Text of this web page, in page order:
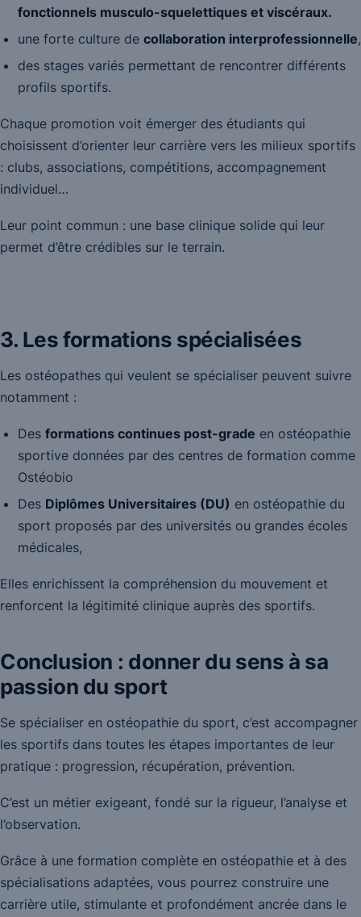
fonctionnels musculo-squelettiques et viscéraux.
une forte culture de collaboration interprofessionnelle,
des stages variés permettant de rencontrer différents
profils sportifs.
Chaque promotion voit émerger des étudiants qui
choisissent d’orienter leur carrière vers les milieux sportifs
: clubs, associations, compétitions, accompagnement
individuel…
Leur point commun : une base clinique solide qui leur
permet d’être crédibles sur le terrain.
3. Les formations spécialisées
Les ostéopathes qui veulent se spécialiser peuvent suivre
notamment :
Des formations continues post-grade en ostéopathie
sportive données par des centres de formation comme
Ostéobio
Des Diplômes Universitaires (DU) en ostéopathie du
sport proposés par des universités ou grandes écoles
médicales,
Elles enrichissent la compréhension du mouvement et
renforcent la légitimité clinique auprès des sportifs.
Conclusion : donner du sens à sa
passion du sport
Se spécialiser en ostéopathie du sport, c’est accompagner
les sportifs dans toutes les étapes importantes de leur
pratique : progression, récupération, prévention.
C’est un métier exigeant, fondé sur la rigueur, l’analyse et
l’observation.
Grâce à une formation complète en ostéopathie et à des
spécialisations adaptées, vous pourrez construire une
carrière utile, stimulante et profondément ancrée dans le